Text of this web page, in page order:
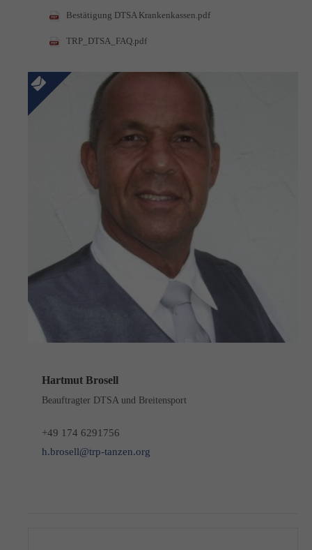
Bestätigung DTSA Krankenkassen.pdf
TRP_DTSA_FAQ.pdf
Hartmut Brosell
Beauftragter DTSA und Breitensport
+49 174 6291756
h.brosell@trp-tanzen.org